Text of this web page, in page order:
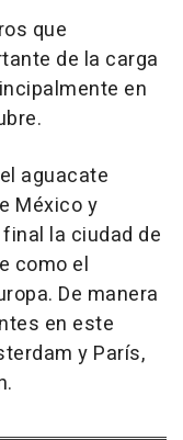
que
de la carga
en
aguacate
México y
la ciudad de
como el
De manera
en este
y París,